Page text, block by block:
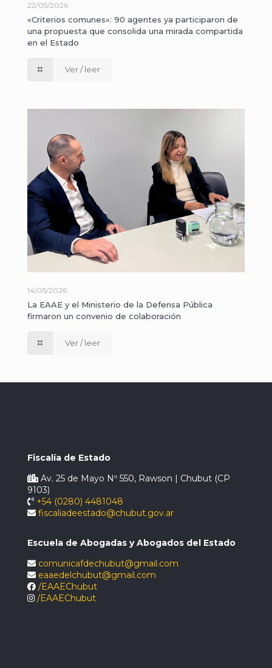
22/05/2026
«Criterios comunes»: 90 agentes ya participaron de
una propuesta que consolida una mirada compartida
en el Estado
Ver / leer
14/05/2026
La EAAE y el Ministerio de la Defensa Pública
firmaron un convenio de colaboración
Ver / leer
Fiscalía de Estado
Av. 25 de Mayo Nº 550, Rawson | Chubut (CP
9103)
+54 (0280) 4481048
fiscaliadeestado@chubut.gov.ar
Escuela de Abogadas y Abogados del Estado
comunicafdechubut@gmail.com
eaaedelchubut@gmail.com
/EAAEChubut
/EAAEChubut